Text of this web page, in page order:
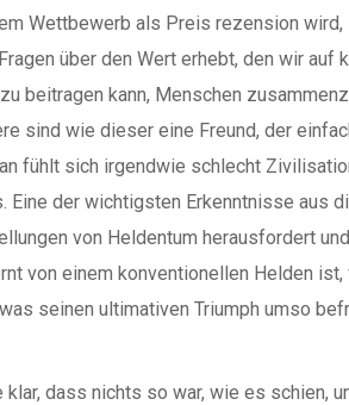
Wettbewerb als Preis rezension
über den Wert erhebt, den wir auf
beitragen kann, Menschen
sind wie dieser eine Freund, der
fühlt sich irgendwie schlecht
Eine der wichtigsten Erkenntnisse aus
von Heldentum herausfordert
von einem konventionellen Helden ist,
seinen ultimativen Triumph umso
dass nichts so war, wie es schien,